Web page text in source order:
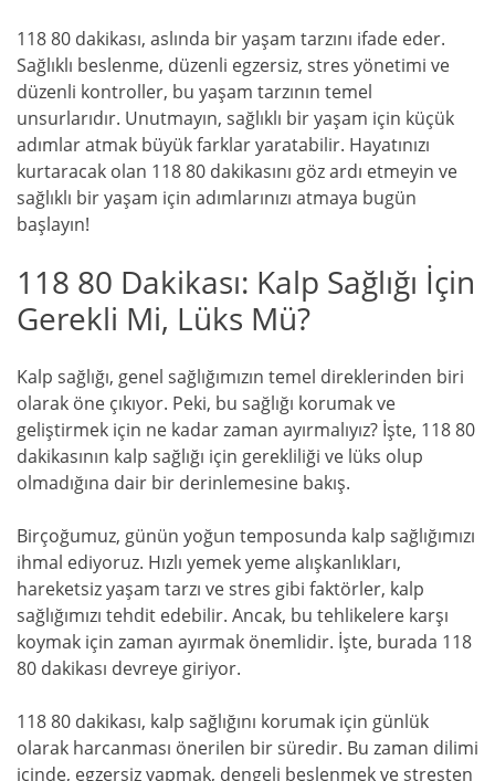
118 80 dakikası, aslında bir yaşam tarzını ifade eder.
Sağlıklı beslenme, düzenli egzersiz, stres yönetimi ve
düzenli kontroller, bu yaşam tarzının temel
unsurlarıdır. Unutmayın, sağlıklı bir yaşam için küçük
adımlar atmak büyük farklar yaratabilir. Hayatınızı
kurtaracak olan 118 80 dakikasını göz ardı etmeyin ve
sağlıklı bir yaşam için adımlarınızı atmaya bugün
başlayın!
118 80 Dakikası: Kalp Sağlığı İçin
Gerekli Mi, Lüks Mü?
Kalp sağlığı, genel sağlığımızın temel direklerinden biri
olarak öne çıkıyor. Peki, bu sağlığı korumak ve
geliştirmek için ne kadar zaman ayırmalıyız? İşte, 118 80
dakikasının kalp sağlığı için gerekliliği ve lüks olup
olmadığına dair bir derinlemesine bakış.
Birçoğumuz, günün yoğun temposunda kalp sağlığımızı
ihmal ediyoruz. Hızlı yemek yeme alışkanlıkları,
hareketsiz yaşam tarzı ve stres gibi faktörler, kalp
sağlığımızı tehdit edebilir. Ancak, bu tehlikelere karşı
koymak için zaman ayırmak önemlidir. İşte, burada 118
80 dakikası devreye giriyor.
118 80 dakikası, kalp sağlığını korumak için günlük
olarak harcanması önerilen bir süredir. Bu zaman dilimi
içinde, egzersiz yapmak, dengeli beslenmek ve stresten